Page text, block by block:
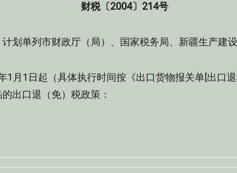
财税〔2004〕214号
划单列市财政厅（局）、国家税务局、新疆生产建
1月1日起（具体执行时间按《出口货物报关单[出口
出口退（免）税政策：